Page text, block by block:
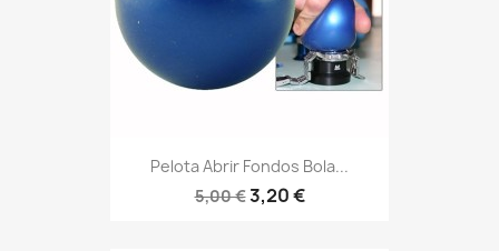
Pelota Abrir Fondos Bola...
5,00 €3,20 €